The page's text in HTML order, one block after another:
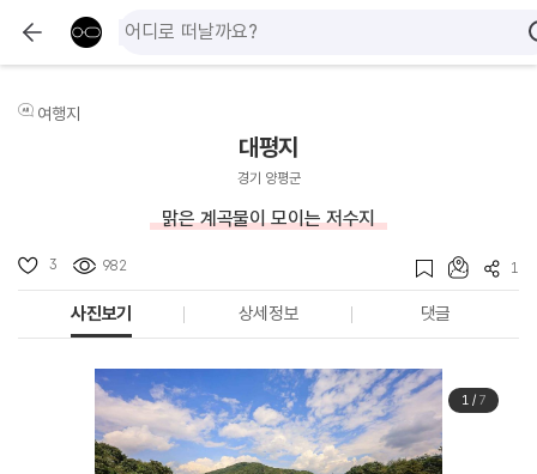
여행지
대평지
경기 양평군
맑은 계곡물이 모이는 저수지
3 982 1
사진보기 상세정보 댓글
1/ 7